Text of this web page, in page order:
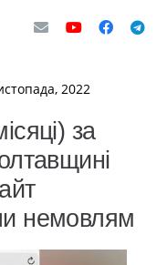
2022
за
немовлям